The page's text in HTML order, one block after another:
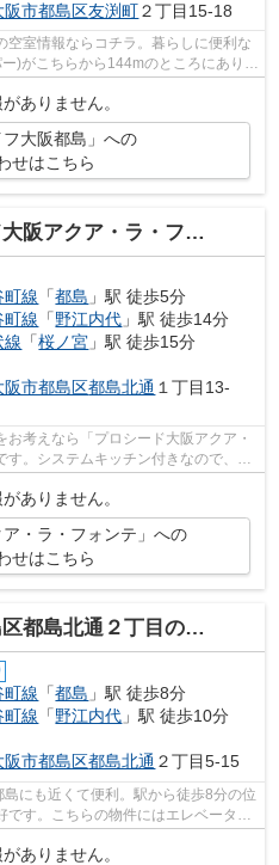
阪市都島区友渕町２丁目15-18
空室情報ならコチラ。暮らしに便利な
)がこちらから144mのところにありま
ありません。
フ大阪都島」への
せはこちら
アクア・ラ・フォンテ
町線 「都島 」駅 徒歩5分
町線 「野江内代 」駅 徒歩14分
線 「桜ノ宮 」駅 徒歩15分
阪市都島区都島北通 １丁目13-
考えなら「プロシード大阪アクア・
す。システムキッチン付きなので、統
ありません。
ア・ラ・フォンテ」への
せはこちら
島北通２丁目のマンション
町線 「都島 」駅 徒歩8分
町線 「野江内代 」駅 徒歩10分
阪市都島区都島北通 ２丁目5-15
にも近くて便利。駅から徒歩8分の位
す。こちらの物件にはエレベーター
...
ありません。